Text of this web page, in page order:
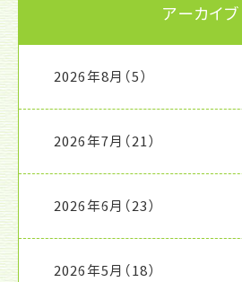
アーカイブ
2026年8月 （5）
2026年7月 （21）
2026年6月 （23）
2026年5月 （18）